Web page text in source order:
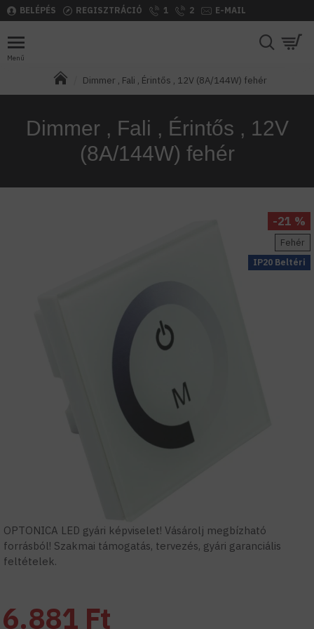
BELÉPÉS REGISZTRÁCIÓ 1 2 E-MAIL
Dimmer , Fali , Érintős , 12V (8A/144W) fehér
Dimmer , Fali , Érintős , 12V
(8A/144W) fehér
IP20 Beltéri
Fehér
-21 %
OPTONICA LED gyári képviselet! Vásárolj megbízható
forrásból! Szakmai támogatás, tervezés, gyári garanciális
feltételek.
6.881 Ft